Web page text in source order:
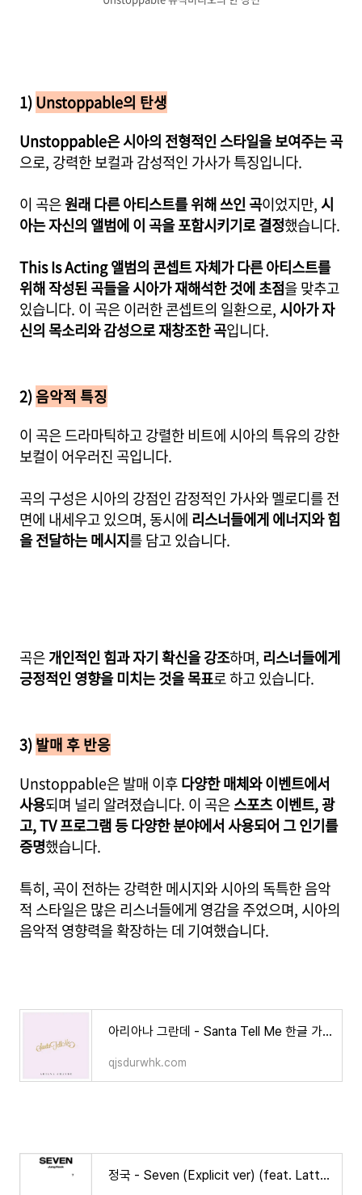
1)Unstoppable의 탄생
Unstoppable은 시아의 전형적인 스타일을 보여주는 곡
으로, 강력한 보컬과 감성적인 가사가 특징입니다.
이 곡은원래 다른 아티스트를 위해 쓰인 곡이었지만,시
아는 자신의 앨범에 이 곡을 포함시키기로 결정했습니다.
This Is Acting 앨범의 콘셉트 자체가 다른 아티스트를
위해 작성된 곡들을 시아가 재해석한 것에 초점을 맞추고
있습니다. 이 곡은 이러한 콘셉트의 일환으로,시아가 자
신의 목소리와 감성으로 재창조한 곡입니다.
2)음악적 특징
이 곡은 드라마틱하고 강렬한 비트에 시아의 특유의 강한
보컬이 어우러진 곡입니다.
곡의 구성은 시아의 강점인 감정적인 가사와 멜로디를 전
면에 내세우고 있으며, 동시에 리스너들에게 에너지와 힘
을 전달하는 메시지를 담고 있습니다.
곡은개인적인 힘과 자기 확신을 강조하며, 리스너들에게
긍정적인 영향을 미치는 것을 목표로 하고 있습니다.
3)발매 후 반응
Unstoppable은 발매 이후다양한 매체와 이벤트에서
사용되며 널리 알려졌습니다. 이 곡은스포츠 이벤트, 광
고, TV 프로그램 등 다양한 분야에서 사용되어 그 인기를
증명했습니다.
특히, 곡이 전하는 강력한 메시지와 시아의 독특한 음악
적 스타일은 많은 리스너들에게 영감을 주었으며, 시아의
음악적 영향력을 확장하는 데 기여했습니다.
아리아나 그란데 - Santa Tell Me 한글 가사/해석/뜻/의미
qjsdurwhk.com
정국 - Seven (Explicit ver) (feat. Latto) 한글 가사 해석/의미/뜻